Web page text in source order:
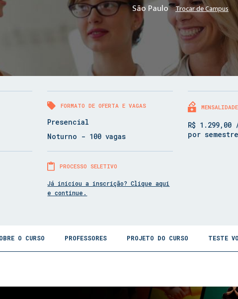
São Paulo Trocar de Campus
FORMATO DE OFERTA E VAGAS
Presencial
Noturno - 100 vagas
MENSALIDADE
R$ 1.299,00
por
PROCESSO SELETIVO
Já iniciou a inscrição? Clique aqui
e continue.
O CURSO PROFESSORES PROJETO DO CURSO TESTE